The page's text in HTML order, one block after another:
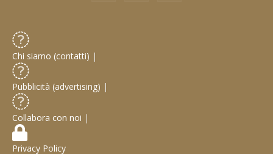
Chi siamo (contatti) |
Pubblicità (advertising) |
Collabora con noi |
Privacy Policy